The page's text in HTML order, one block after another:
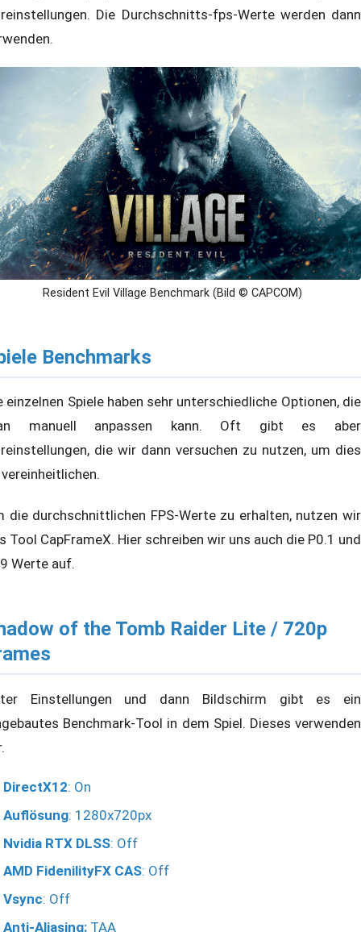
Die Durchschnitts-fps-Werte werden dann
Resident Evil Village Benchmark (Bild © CAPCOM)
Benchmarks
einzelnen Spiele haben sehr unterschiedliche Optionen, die
manuell anpassen kann. Oft gibt es aber
die wir dann versuchen zu nutzen, um dies
die durchschnittlichen FPS-Werte zu erhalten, nutzen wir
Tool CapFrameX. Hier schreiben wir uns auch die P0.1 und
Werte auf.
of the Tomb Raider Lite / 720p
Einstellungen und dann Bildschirm gibt es ein
Benchmark-Tool in dem Spiel. Dieses verwenden
DirectX12: On
Auflösung: 1280x720px
Nvidia RTX DLSS: Off
AMD FidenilityFX CAS: Off
Vsync: Off
Anti-Aliasing: TAA